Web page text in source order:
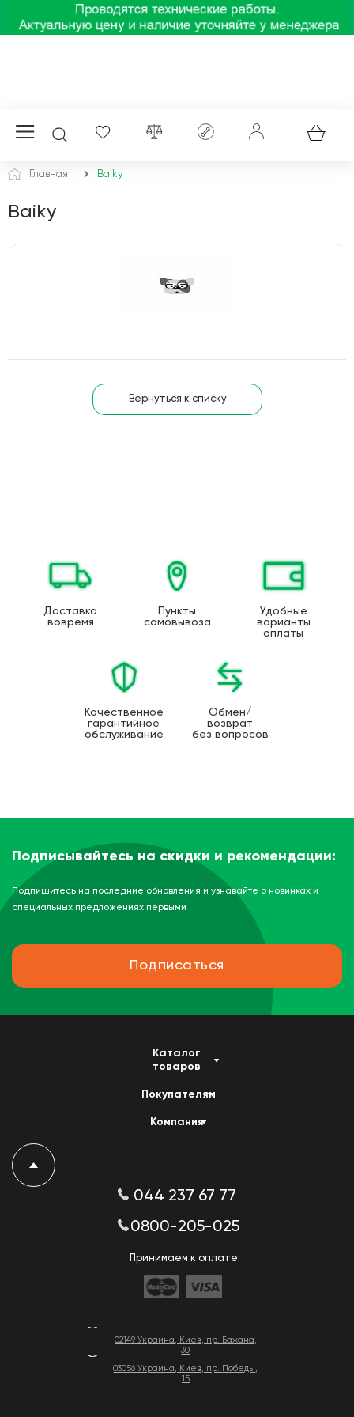
Главная Baiky
Baiky
Вернуться к списку
Доставка
вовремя
Пункты
самовывоза
Удобные
варианты
оплаты
Качественное
гарантийное
обслуживание
Обмен/
возврат
без вопросов
Подписывайтесь на скидки и рекомендации:
Подпишитесь на последние обновления и узнавайте о новинках и
специальных предложениях первыми
Подписаться
02149 Украина, Киев, пр. Бажана,
30
03056 Украина, Киев, пр. Победы,
15
Каталог
товаров
Покупателям
Компания
044 237 67 77
0800-205-025
Принимаем к оплате: